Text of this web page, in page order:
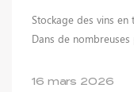
Stockage des vins
Dans de
16 mars 2026